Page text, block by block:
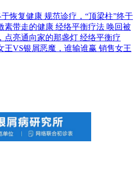
规范诊疗，“顶梁柱”终于
经络平衡疗法 唤回被
经络平衡疗
销售女王